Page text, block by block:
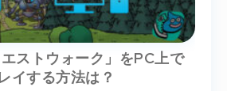
エストウォーク」をPC上で
イする方法は？